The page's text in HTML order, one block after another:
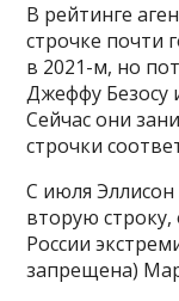
В рейтинге
строчке почти
в 2021-м, но
Джеффу Безосу
Сейчас они
строчки
С июля
вторую строку,
России
запрещена)